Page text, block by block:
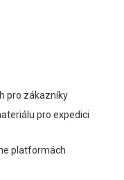
pro zákazníky
pro expedici
platformách